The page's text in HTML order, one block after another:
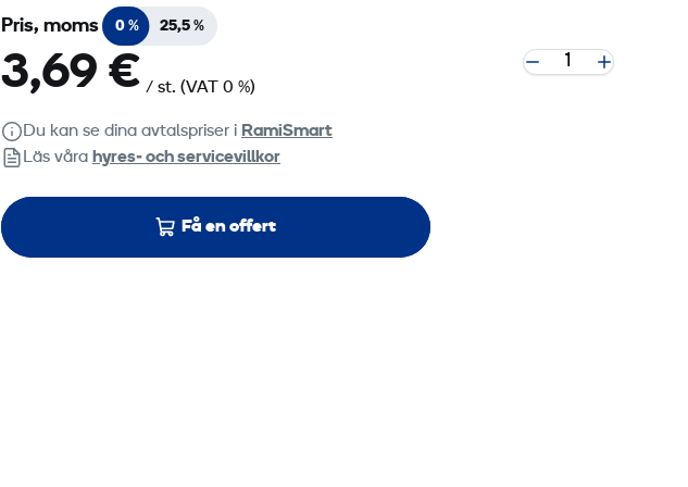
Pris, moms 0 % 25,5 %
3,69 € / st. (VAT 0 %)
Du kan se dina avtalspriser i RamiSmart
Läs våra hyres‑ och servicevillkor
Få en offert